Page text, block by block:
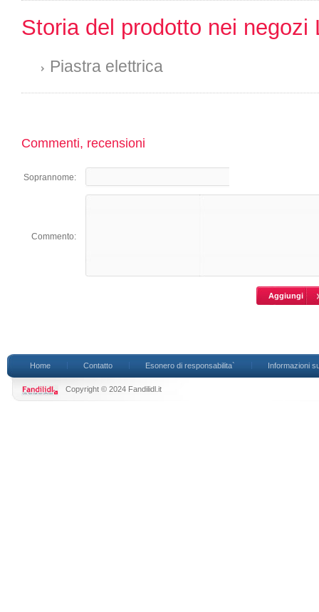
Storia del prodotto nei negozi
Piastra elettrica
Commenti, recensioni
Soprannome:
Commento:
Home Contatto Esonero di responsabilita` Informazioni
Copyright © 2024 Fandilidl.it